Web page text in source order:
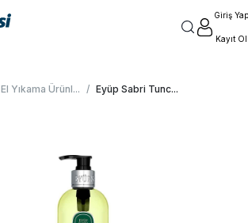
Giriş Yap
Kayıt Ol
El Yıkama Ürünl... / Eyüp Sabri Tunc...